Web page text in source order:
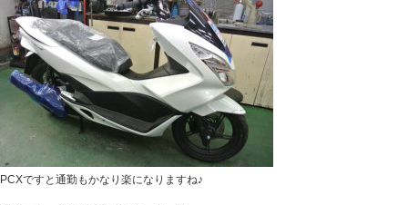
PCXですと通勤もかなり楽になりますね♪